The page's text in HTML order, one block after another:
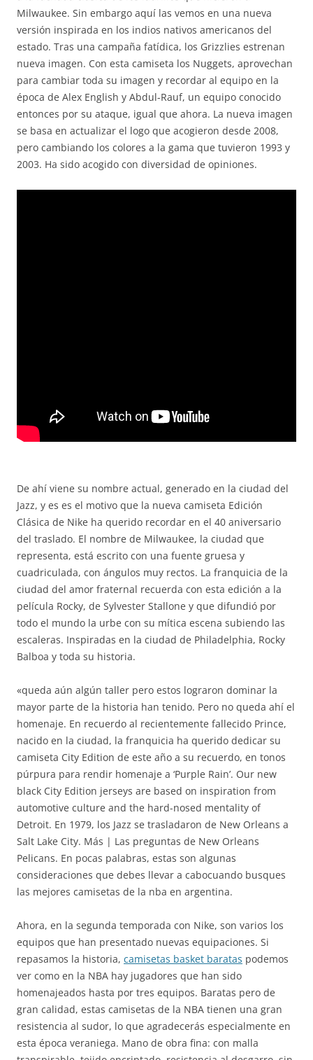
Milwaukee. Sin embargo aquí las vemos en una nueva
versión inspirada en los indios nativos americanos del
estado. Tras una campaña fatídica, los Grizzlies estrenan
nueva imagen. Con esta camiseta los Nuggets, aprovechan
para cambiar toda su imagen y recordar al equipo en la
época de Alex English y Abdul-Rauf, un equipo conocido
entonces por su ataque, igual que ahora. La nueva imagen
se basa en actualizar el logo que acogieron desde 2008,
pero cambiando los colores a la gama que tuvieron 1993 y
2003. Ha sido acogido con diversidad de opiniones.
De ahí viene su nombre actual, generado en la ciudad del
Jazz, y es es el motivo que la nueva camiseta Edición
Clásica de Nike ha querido recordar en el 40 aniversario
del traslado. El nombre de Milwaukee, la ciudad que
representa, está escrito con una fuente gruesa y
cuadriculada, con ángulos muy rectos. La franquicia de la
ciudad del amor fraternal recuerda con esta edición a la
película Rocky, de Sylvester Stallone y que difundió por
todo el mundo la urbe con su mítica escena subiendo las
escaleras. Inspiradas en la ciudad de Philadelphia, Rocky
Balboa y toda su historia.
«queda aún algún taller pero estos lograron dominar la
mayor parte de la historia han tenido. Pero no queda ahí el
homenaje. En recuerdo al recientemente fallecido Prince,
nacido en la ciudad, la franquicia ha querido dedicar su
camiseta City Edition de este año a su recuerdo, en tonos
púrpura para rendir homenaje a ‘Purple Rain’. Our new
black City Edition jerseys are based on inspiration from
automotive culture and the hard-nosed mentality of
Detroit. En 1979, los Jazz se trasladaron de New Orleans a
Salt Lake City. Más | Las preguntas de New Orleans
Pelicans. En pocas palabras, estas son algunas
consideraciones que debes llevar a cabocuando busques
las mejores camisetas de la nba en argentina.
Ahora, en la segunda temporada con Nike, son varios los
equipos que han presentado nuevas equipaciones. Si
repasamos la historia, camisetas basket baratas podemos
ver como en la NBA hay jugadores que han sido
homenajeados hasta por tres equipos. Baratas pero de
gran calidad, estas camisetas de la NBA tienen una gran
resistencia al sudor, lo que agradecerás especialmente en
esta época veraniega. Mano de obra fina: con malla